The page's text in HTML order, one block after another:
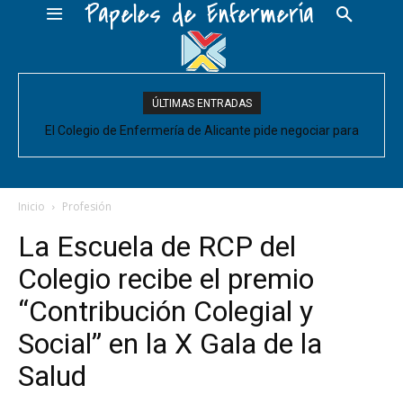
Papeles de Enfermería
ÚLTIMAS ENTRADAS
El Colegio de Enfermería de Alicante pide negociar para
y CESM-CV
6 de noviembre: II Jornadas de Cuidados de la Piel del Grupo
Inicio Profesión
La Escuela de RCP del
Colegio recibe el premio
“Contribución Colegial y
Social” en la X Gala de la
Salud